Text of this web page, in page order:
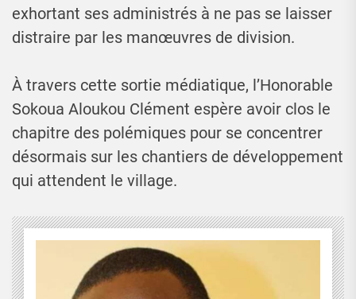
exhortant ses administrés à ne pas se laisser
distraire par les manœuvres de division.
À travers cette sortie médiatique, l’Honorable
Sokoua Aloukou Clément espère avoir clos le
chapitre des polémiques pour se concentrer
désormais sur les chantiers de développement
qui attendent le village.